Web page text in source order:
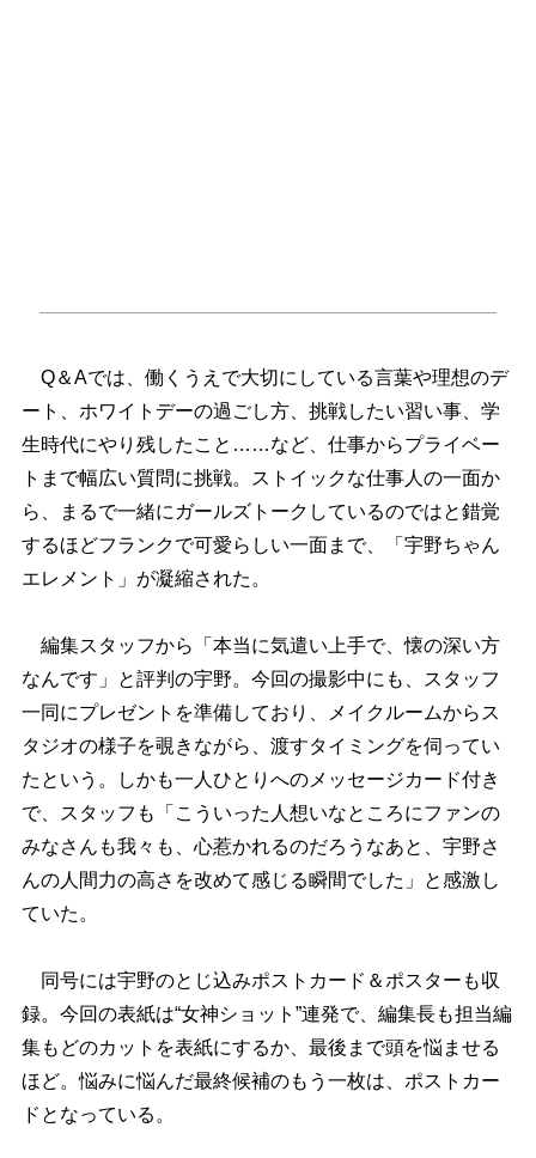
Q＆Aでは、働くうえで大切にしている言葉や理想のデ
ート、ホワイトデーの過ごし方、挑戦したい習い事、学
生時代にやり残したこと……など、仕事からプライベー
トまで幅広い質問に挑戦。ストイックな仕事人の一面か
ら、まるで一緒にガールズトークしているのではと錯覚
するほどフランクで可愛らしい一面まで、「宇野ちゃん
エレメント」が凝縮された。
編集スタッフから「本当に気遣い上手で、懐の深い方
なんです」と評判の宇野。今回の撮影中にも、スタッフ
一同にプレゼントを準備しており、メイクルームからス
タジオの様子を覗きながら、渡すタイミングを伺ってい
たという。しかも一人ひとりへのメッセージカード付き
で、スタッフも「こういった人想いなところにファンの
みなさんも我々も、心惹かれるのだろうなあと、宇野さ
んの人間力の高さを改めて感じる瞬間でした」と感激し
ていた。
同号には宇野のとじ込みポストカード＆ポスターも収
録。今回の表紙は“女神ショット”連発で、編集長も担当編
集もどのカットを表紙にするか、最後まで頭を悩ませる
ほど。悩みに悩んだ最終候補のもう一枚は、ポストカー
ドとなっている。